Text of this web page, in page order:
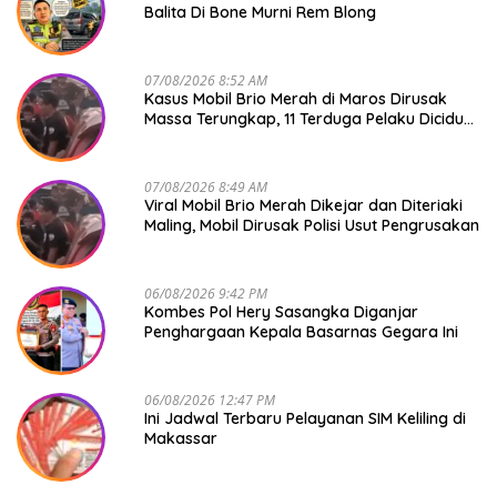
Balita Di Bone Murni Rem Blong
07/08/2026 8:52 AM
Kasus Mobil Brio Merah di Maros Dirusak
Massa Terungkap, 11 Terduga Pelaku Diciduk
07/08/2026 8:49 AM
Viral Mobil Brio Merah Dikejar dan Diteriaki
Maling, Mobil Dirusak Polisi Usut Pengrusakan
06/08/2026 9:42 PM
Kombes Pol Hery Sasangka Diganjar
Penghargaan Kepala Basarnas Gegara Ini
06/08/2026 12:47 PM
Ini Jadwal Terbaru Pelayanan SIM Keliling di
Makassar